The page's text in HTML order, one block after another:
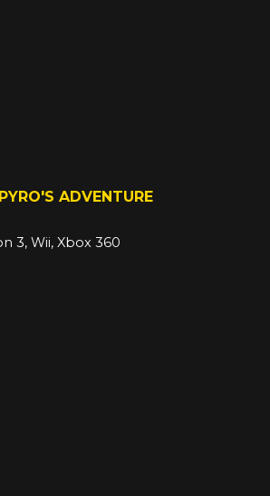
ADVENTURE
3, Wii, Xbox 360